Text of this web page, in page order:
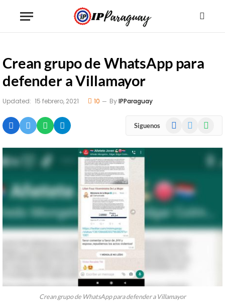
Crean grupo de WhatsApp para
defender a Villamayor
Updated: 15 febrero, 2021 10 ByIPParaguay
Siguenos Facebook
Crean grupo de WhatsApp para defender a Villamayor